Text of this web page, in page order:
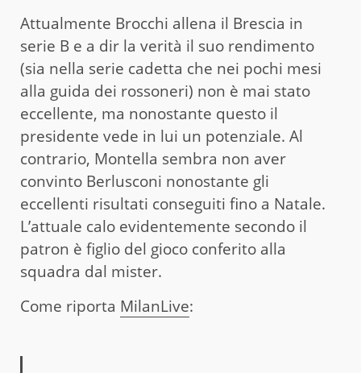
Attualmente Brocchi allena il Brescia in
serie B e a dir la verità il suo rendimento
(sia nella serie cadetta che nei pochi mesi
alla guida dei rossoneri) non è mai stato
eccellente, ma nonostante questo il
presidente vede in lui un potenziale. Al
contrario, Montella sembra non aver
convinto Berlusconi nonostante gli
eccellenti risultati conseguiti fino a Natale.
L’attuale calo evidentemente secondo il
patron è figlio del gioco conferito alla
squadra dal mister.
Come riporta MilanLive: